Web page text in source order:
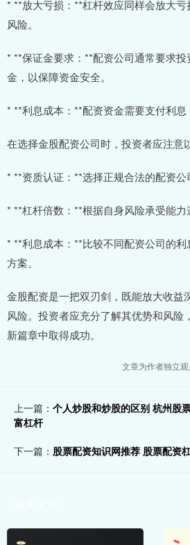
* **放大亏损：**杠杆效应同样会放大
风险。
* **保证金要求：**配资公司通常要求
金，以保障资金安全。
* **利息成本：**配资资金需要支付利息
在选择金股配资公司时，投资者应注意
* **资质认证：**选择正规合法的配资公
* **杠杆倍数：**根据自身风险承受能力
* **利息成本：**比较不同配资公司的
方案。
金股配资是一把双刃剑，既能放大收益
风险。投资者应充分了解其优势和风险
新篇章中取得成功。
文章为作者独立
上一篇： 个人炒股和炒股的区别 杭州股
富杠杆
下一篇： 股票配资知识网推荐 股票配资